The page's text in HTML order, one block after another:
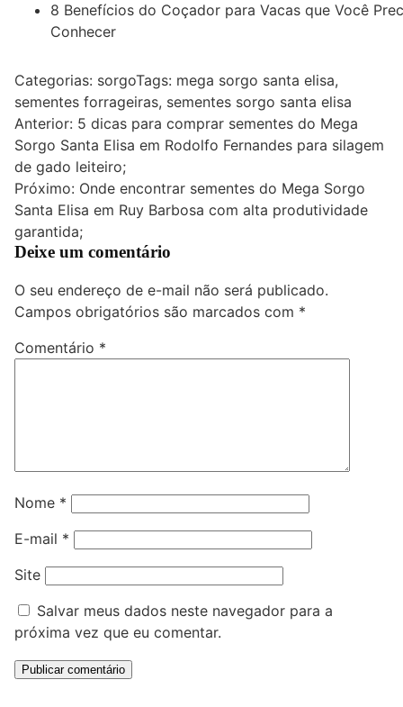
8 Benefícios do Coçador para Vacas que Você
Conhecer
Categorias: sorgoTags: mega sorgo santa elisa,
sementes forrageiras, sementes sorgo santa elisa
Navegação
de
Post
Anterior: 5 dicas para comprar sementes do Mega
Sorgo Santa Elisa em Rodolfo Fernandes para silagem
de gado leiteiro;
Próximo: Onde encontrar sementes do Mega Sorgo
Santa Elisa em Ruy Barbosa com alta produtividade
garantida;
Deixe um comentário
O seu endereço de e-mail não será publicado.
Campos obrigatórios são marcados com *
Comentário *
Nome *
E-mail *
Site
Salvar meus dados neste navegador para a
próxima vez que eu comentar.